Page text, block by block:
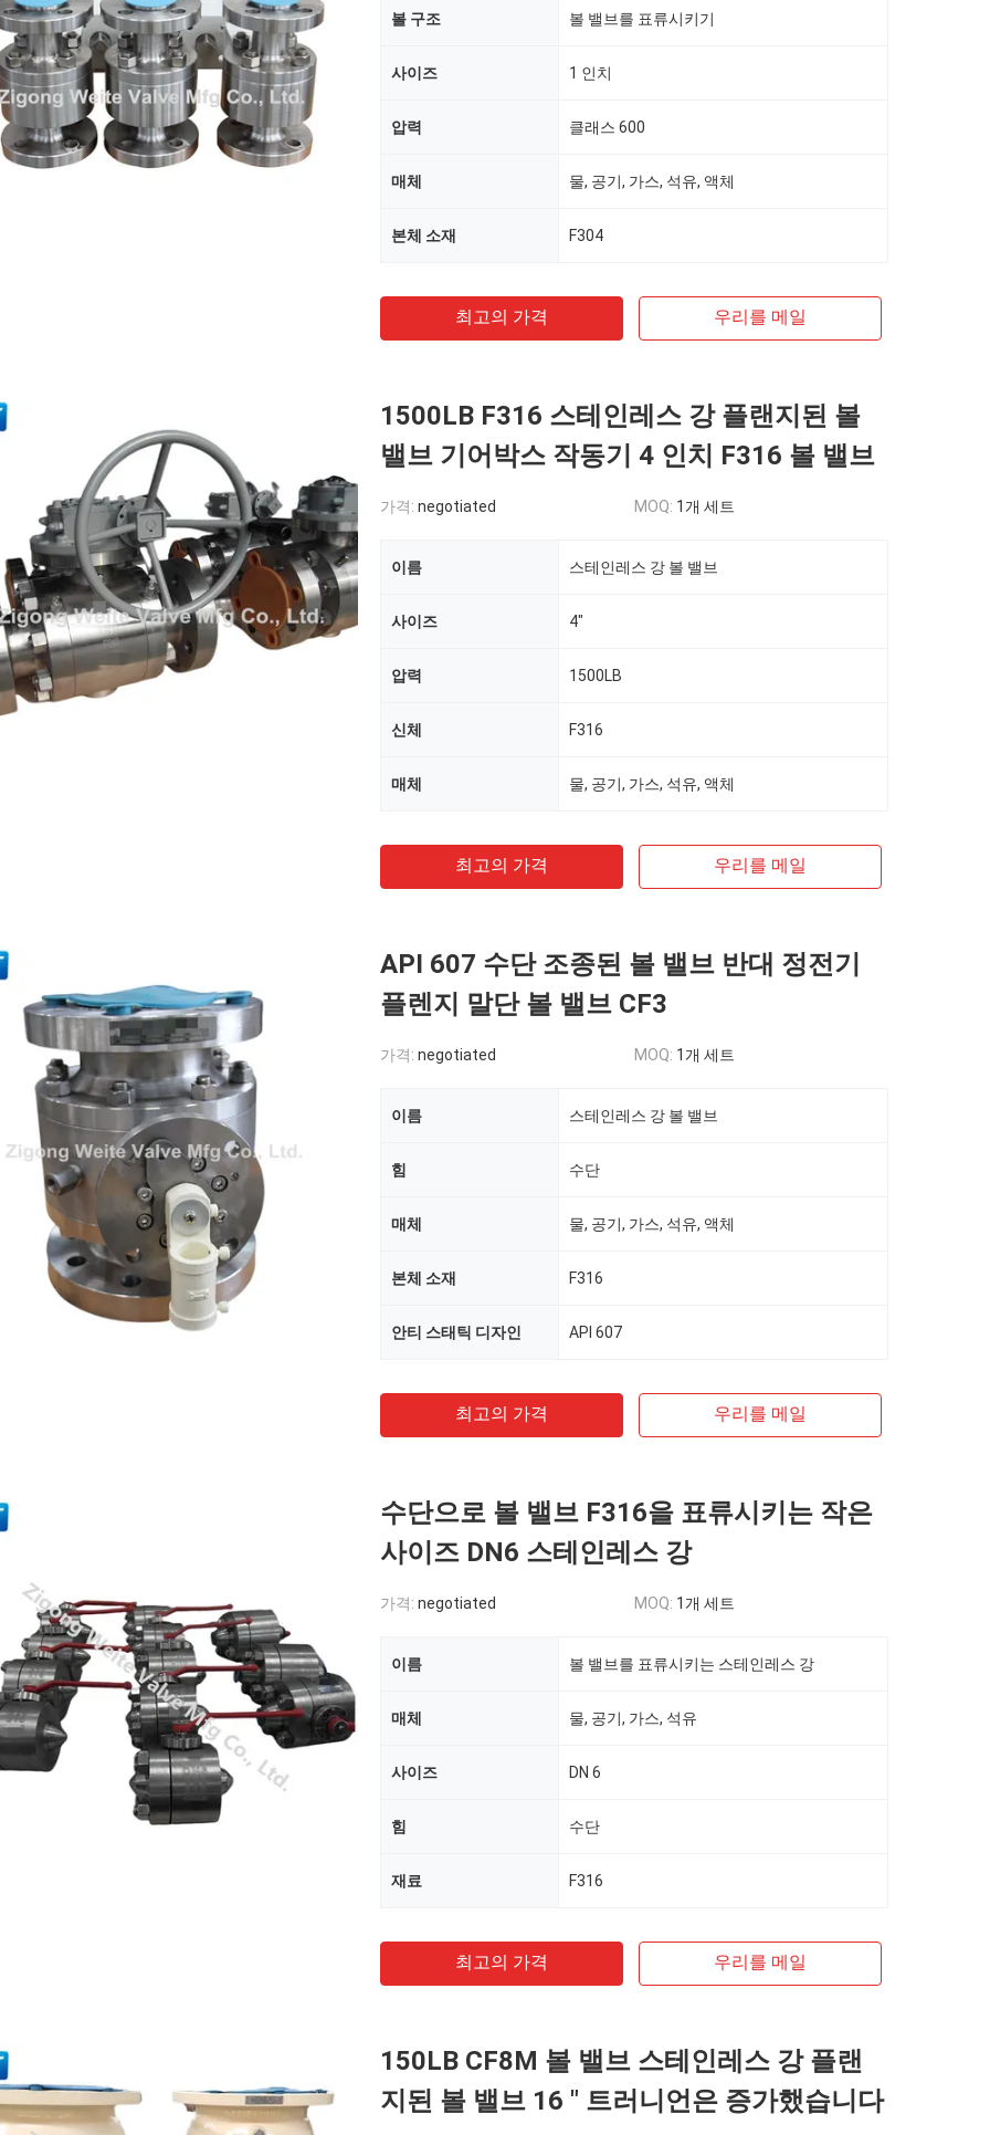
볼 구조 볼 밸브를 표류시키기
사이즈 1 인치
압력 클래스 600
매체 물, 공기, 가스, 석유, 액체
본체 소재 F304
최고의 가격 우리를 메일
1500LB F316 스테인레스 강 플랜지된 볼
밸브 기어박스 작동기 4 인치 F316 볼 밸브
가격: negotiated MOQ: 1개 세트
이름 스테인레스 강 볼 밸브
사이즈 4"
압력 1500LB
신체 F316
매체 물, 공기, 가스, 석유, 액체
최고의 가격 우리를 메일
API 607 수단 조종된 볼 밸브 반대 정전기
플렌지 말단 볼 밸브 CF3
가격: negotiated MOQ: 1개 세트
이름 스테인레스 강 볼 밸브
힘 수단
매체 물, 공기, 가스, 석유, 액체
본체 소재 F316
안티 스태틱 디자인 API 607
최고의 가격 우리를 메일
수단으로 볼 밸브 F316을 표류시키는 작은
사이즈 DN6 스테인레스 강
가격: negotiated MOQ: 1개 세트
이름 볼 밸브를 표류시키는 스테인레스 강
매체 물, 공기, 가스, 석유
사이즈 DN 6
힘 수단
재료 F316
최고의 가격 우리를 메일
150LB CF8M 볼 밸브 스테인레스 강 플랜
지된 볼 밸브 16 " 트러니언은 증가했습니다